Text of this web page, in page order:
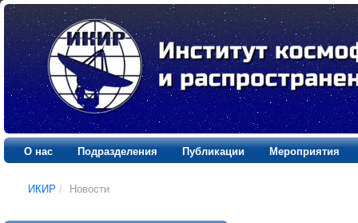
О нас Подразделения Публикации Мероприятия
ИКИР / Новости